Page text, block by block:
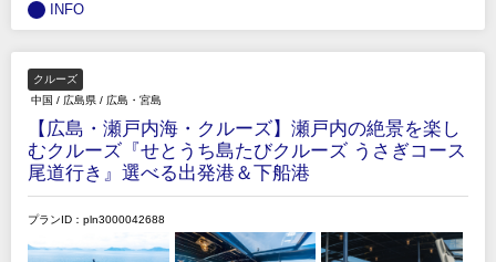
INFO
クルーズ
中国 / 広島県 / 広島・宮島
【広島・瀬戸内海・クルーズ】瀬戸内の絶景を楽し
むクルーズ『せとうち島たびクルーズ うさぎコース
尾道行き』選べる出発港＆下船港
プランID：pln3000042688